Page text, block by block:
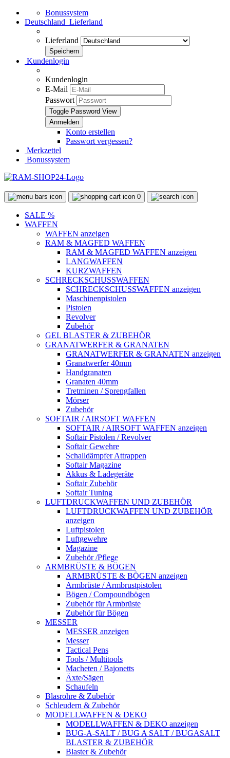
Bonussystem
Deutschland Lieferland
Lieferland
Kundenlogin
Kundenlogin
E-Mail
Passwort
Toggle Password View
Konto erstellen
Passwort vergessen?
Merkzettel
Bonussystem
0
SALE %
WAFFEN
WAFFEN anzeigen
RAM & MAGFED WAFFEN
RAM & MAGFED WAFFEN anzeigen
LANGWAFFEN
KURZWAFFEN
SCHRECKSCHUSSWAFFEN
SCHRECKSCHUSSWAFFEN anzeigen
Maschinenpistolen
Pistolen
Revolver
Zubehör
GEL BLASTER & ZUBEHÖR
GRANATWERFER & GRANATEN
GRANATWERFER & GRANATEN anzeigen
Granatwerfer 40mm
Handgranaten
Granaten 40mm
Tretminen / Sprengfallen
Mörser
Zubehör
SOFTAIR / AIRSOFT WAFFEN
SOFTAIR / AIRSOFT WAFFEN anzeigen
Softair Pistolen / Revolver
Softair Gewehre
Schalldämpfer Attrappen
Softair Magazine
Akkus & Ladegeräte
Softair Zubehör
Softair Tuning
LUFTDRUCKWAFFEN UND ZUBEHÖR
LUFTDRUCKWAFFEN UND ZUBEHÖR
anzeigen
Luftpistolen
Luftgewehre
Magazine
Zubehör /Pflege
ARMBRÜSTE & BÖGEN
ARMBRÜSTE & BÖGEN anzeigen
Armbrüste / Armbrustpistolen
Bögen / Compoundbögen
Zubehör für Armbrüste
Zubehör für Bögen
MESSER
MESSER anzeigen
Messer
Tactical Pens
Tools / Multitools
Macheten / Bajonetts
Äxte/Sägen
Schaufeln
Blasrohre & Zubehör
Schleudern & Zubehör
MODELLWAFFEN & DEKO
MODELLWAFFEN & DEKO anzeigen
BUG-A-SALT / BUG A SALT / BUGASALT
BLASTER & ZUBEHÖR
Blaster & Zubehör